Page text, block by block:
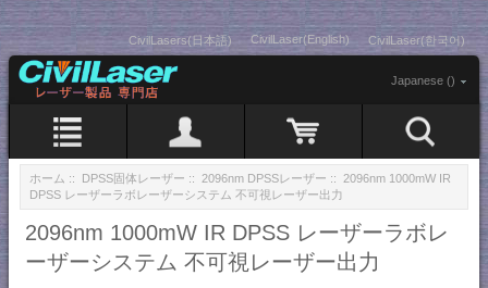
CivilLasers(日本語) CivilLaser(English) CivilLaser(한국어)
Japanese ()
ホーム :: DPSS固体レーザー :: 2096nm DPSSレーザー :: 2096nm 1000mW IR
DPSS レーザーラボレーザーシステム 不可視レーザー出力
2096nm 1000mW IR DPSS レーザーラボレ
ーザーシステム 不可視レーザー出力